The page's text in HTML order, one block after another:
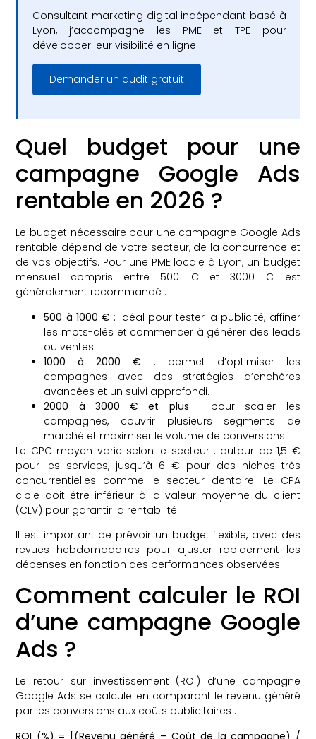
Consultant marketing digital indépendant basé à
Lyon, j’accompagne les PME et TPE pour
développer leur visibilité en ligne.
Demander un audit gratuit
Quel budget pour une
campagne Google Ads
rentable en 2026 ?
Le budget nécessaire pour une campagne Google Ads
rentable dépend de votre secteur, de la concurrence et
de vos objectifs. Pour une PME locale à Lyon, un budget
mensuel compris entre 500 € et 3000 € est
généralement recommandé :
500 à 1000 € : idéal pour tester la publicité, affiner
les mots-clés et commencer à générer des leads
ou ventes.
1000 à 2000 € : permet d’optimiser les
campagnes avec des stratégies d’enchères
avancées et un suivi approfondi.
2000 à 3000 € et plus : pour scaler les
campagnes, couvrir plusieurs segments de
marché et maximiser le volume de conversions.
Le CPC moyen varie selon le secteur : autour de 1,5 €
pour les services, jusqu’à 6 € pour des niches très
concurrentielles comme le secteur dentaire. Le CPA
cible doit être inférieur à la valeur moyenne du client
(CLV) pour garantir la rentabilité.
Il est important de prévoir un budget flexible, avec des
revues hebdomadaires pour ajuster rapidement les
dépenses en fonction des performances observées.
Comment calculer le ROI
d’une campagne Google
Ads ?
Le retour sur investissement (ROI) d’une campagne
Google Ads se calcule en comparant le revenu généré
par les conversions aux coûts publicitaires :
ROI (%) = [(Revenu généré – Coût de la campagne) /